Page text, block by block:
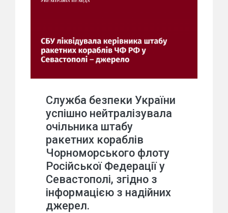
Служба безпеки України
успішно нейтралізувала
очільника штабу
ракетних кораблів
Чорноморського флоту
Російської Федерації у
Севастополі, згідно з
інформацією з надійних
джерел.